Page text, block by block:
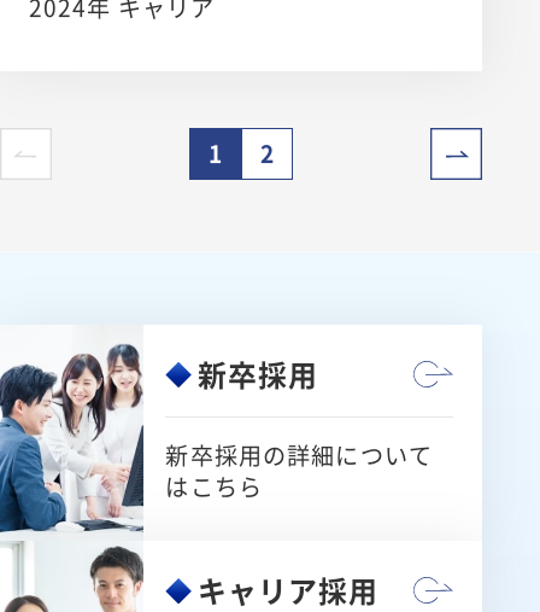
2024年 キャリア
1 2
新卒採用
新卒採用の詳細について
はこちら
キャリア採用